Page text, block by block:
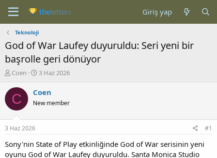
Giriş yap
Teknoloji
God of War Laufey duyuruldu: Seri yeni bir
başrolle geri dönüyor
K
n
b
u
u
b
a
Coen
B
ş
a
ç
3 Haz 2026
C Coen
New member
3 Haz 2026 #1
Sony'nin State of Play etkinliğinde God of War serisinin yeni
oyunu God of War Laufey duyuruldu. Santa Monica Studio